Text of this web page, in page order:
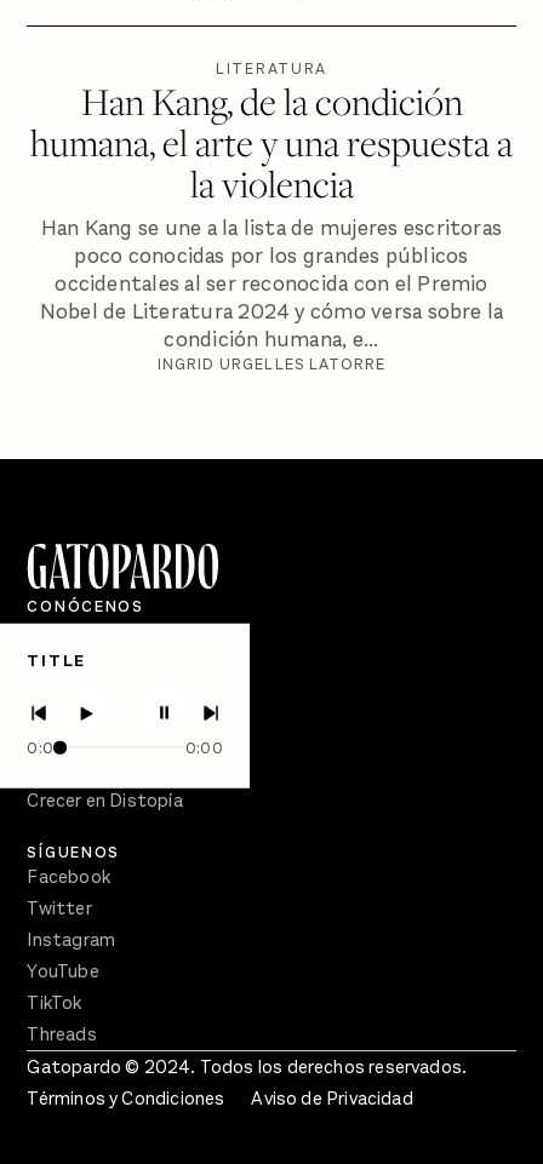
LITERATURA
Han Kang, de la condición
humana, el arte y una respuesta a
la violencia
Han Kang se une a la lista de mujeres escritoras
poco conocidas por los grandes públicos
occidentales al ser reconocida con el Premio
Nobel de Literatura 2024 y cómo versa sobre la
condición humana, e...
INGRID URGELLES LATORRE
TITLE
0:00 0:00
CONÓCENOS
Quiénes Somos
Directorio
PÓDCASTS
Semanario Gatopardo
Crecer en Distopía
SÍGUENOS
Facebook
Twitter
Instagram
YouTube
TikTok
Threads
Gatopardo © 2024. Todos los derechos reservados.
Términos y Condiciones
Aviso de Privacidad